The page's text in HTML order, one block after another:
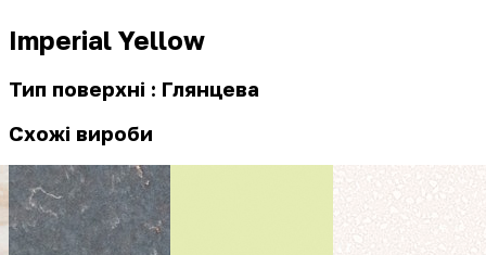
Imperial Yellow
Тип поверхні : Глянцева
Схожі вироби